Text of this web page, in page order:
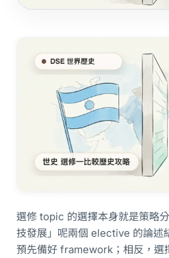
選修 topic 的選擇本身就是策略
技發展」呢兩個 elective 的論述
預先備好 framework；相反，選